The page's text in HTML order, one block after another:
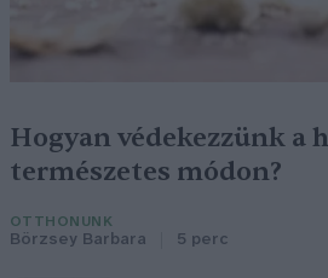
Hogyan védekezzünk a
természetes módon?
OTTHONUNK
Börzsey Barbara 5 perc